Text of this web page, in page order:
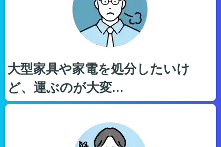
大型家具や家電を処分したいけ
ど、運ぶのが大変…